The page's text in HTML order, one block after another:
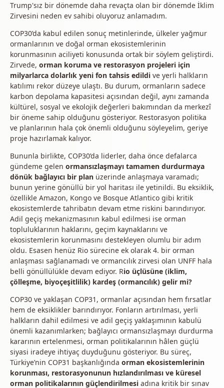
Trump'sız bir dönemde daha revaçta olan bir dönemde İklim
Zirvesini neden ev sahibi oluyoruz anlamadım.
COP30’da kabul edilen sonuç metinlerinde, ülkeler yağmur
ormanlarının ve doğal orman ekosistemlerinin
korunmasının aciliyeti konusunda ortak bir söylem geliştirdi.
Zirvede, orman koruma ve restorasyon projeleri için
milyarlarca dolarlık yeni fon tahsis edildi ve yerli halkların
katılımı rekor düzeye ulaştı. Bu durum, ormanların sadece
karbon depolama kapasitesi açısından değil, aynı zamanda
kültürel, sosyal ve ekolojik değerleri bakımından da merkezî
bir öneme sahip olduğunu gösteriyor. Restorasyon politika
ve planlarının hala çok önemli olduğunu söyleyelim, geriye
proje hazırlamak kalıyor.
Bununla birlikte, COP30’da liderler, daha önce defalarca
gündeme gelen ormansızlaşmayı tamamen durdurmaya
dönük bağlayıcı bir plan üzerinde anlaşmaya varamadı;
bunun yerine gönüllü bir yol haritası ile yetinildi. Bu eksiklik,
özellikle Amazon, Kongo ve Bosque Atlantico gibi kritik
ekosistemlerde tahribatın devam etme riskini barındırıyor.
Adil geçiş mekanizmasının kabul edilmesi ise orman
topluluklarının haklarını, geçim kaynaklarını ve
ekosistemlerin korunmasını destekleyen olumlu bir adım
oldu. Esasen henüz Rio sürecine ek olarak 4. bir orman
anlaşması sağlanamadı ve ormancılık zirvesi olan UNFF hala
belli gönüllülükle devam ediyor. Rio üçlüsüne (iklim,
çölleşme, biyoçeşitlilik) kardeş (ormancılık) gelir mi?
COP30 ve yaklaşan COP31, ormanlar açısından hem fırsatlar
hem de eksiklikler barındırıyor. Fonların artırılması, yerli
halkların dahil edilmesi ve adil geçiş yaklaşımının kabulü
önemli kazanımlarken; bağlayıcı ormansızlaşmayı durdurma
kararının ertelenmesi, orman politikalarının hâlen güçlü
siyasi iradeye ihtiyaç duyduğunu gösteriyor. Bu süreç,
Türkiye’nin COP31 başkanlığında orman ekosistemlerinin
korunması, restorasyonunun hızlandırılması ve küresel
orman politikalarının güçlendirilmesi adına kritik bir sınav